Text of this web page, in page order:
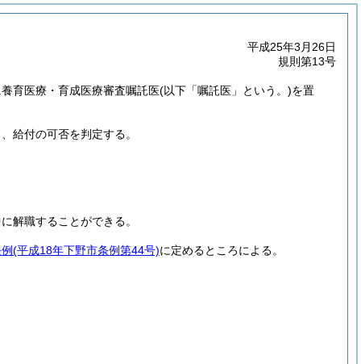
平成25年3月26日
規則第13号
育医療・育成医療審査嘱託医(以下「嘱託医」という。)を置
給付の可否を判定する。
解職することができる。
(平成18年下野市条例第44号)に定めるところによる。